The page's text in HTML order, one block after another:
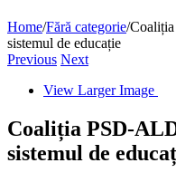
Home/Fără categorie/
sistemul de educație
Previous Next
View Larger Image
Coaliția PSD-
sistemul de